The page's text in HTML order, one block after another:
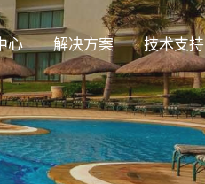
心 解决方案 技术支持